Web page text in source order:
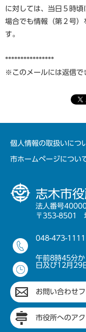
に対しては、当日５時
場合でも情報（第２号
す。
****************
※このメールには返信で
個人情報の取扱いにつ
市ホームページについ
志木市
法人番号
〒353-8501
048-473-1111
午前8時45分
日及び12月29
お問い合わせ
市役所へのア